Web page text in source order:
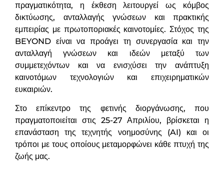
πραγματικότητα, η έκθεση λειτουργεί ως κόμβος
δικτύωσης, ανταλλαγής γνώσεων και πρακτικής
εμπειρίας με πρωτοποριακές καινοτομίες. Στόχος της
BEYOND είναι να προάγει τη συνεργασία και την
ανταλλαγή γνώσεων και ιδεών μεταξύ των
συμμετεχόντων και να ενισχύσει την ανάπτυξη
καινοτόμων τεχνολογιών και επιχειρηματικών
ευκαιριών.
Στο επίκεντρο της φετινής διοργάνωσης, που
πραγματοποιείται στις 25-27 Απριλίου, βρίσκεται η
επανάσταση της τεχνητής νοημοσύνης (AI) και οι
τρόποι με τους οποίους μεταμορφώνει κάθε πτυχή της
ζωής μας.